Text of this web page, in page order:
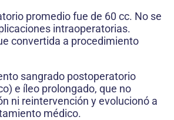
promedio fue de 60 cc. No se
intraoperatorias.
convertida a procedimiento
sangrado postoperatorio
e íleo prolongado, que no
ni reintervención y evolucionó a
médico.